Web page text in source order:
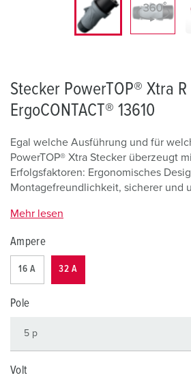
Stecker PowerTOP® Xtra
ErgoCONTACT® 13610
Egal welche Ausführung und für
PowerTOP® Xtra Stecker überzeugt
Erfolgsfaktoren: Ergonomisches
Montagefreundlichkeit, sicherer und
Mehr lesen
Ampere
16 A 32 A
Pole
Volt